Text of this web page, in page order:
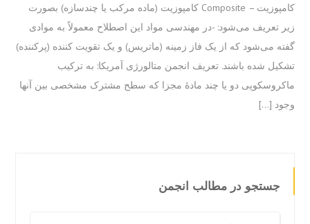
کامپوزیت – Composite کامپوزیت (ماده مرکب یا چندسازه) بصورت
تعریف می‌شود: -در مهندسی مواد این اصطلاح معمولاً به موادی
می‌شود که از یک فاز زمینه (ماتریس) و یک تقویت کننده (پرکننده)
شده باشند. تعریف انجمن متالورژی آمریکا: به ترکیب
دو یا چند مادهٔ مجزا که سطح مشترک مشخصی بین آنها
[…]
جستجو در مطالب انجمن